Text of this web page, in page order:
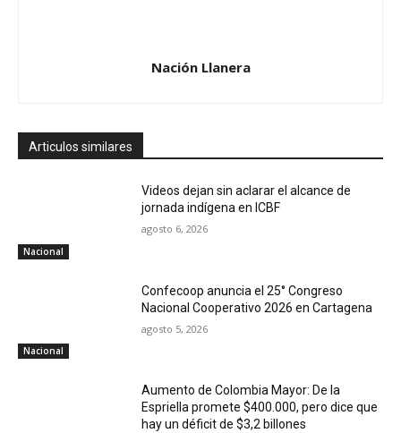
Nación Llanera
Articulos similares
Nacional
Videos dejan sin aclarar el alcance de
jornada indígena en ICBF
agosto 6, 2026
Nacional
Confecoop anuncia el 25° Congreso
Nacional Cooperativo 2026 en Cartagena
agosto 5, 2026
Aumento de Colombia Mayor: De la
Espriella promete $400.000, pero dice que
hay un déficit de $3,2 billones